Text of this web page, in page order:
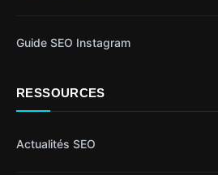
Guide SEO Instagram
RESSOURCES
Actualités SEO